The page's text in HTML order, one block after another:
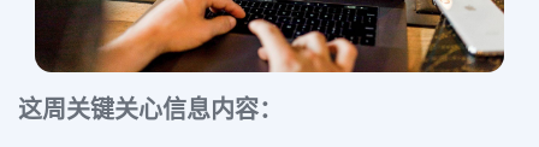
这周关键关心信息内容：